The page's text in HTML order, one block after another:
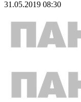
31.05.2019 08:30